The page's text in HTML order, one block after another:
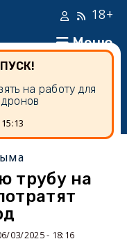
Меню
18+
на работу для
трубу на
03/2025 - 18:16